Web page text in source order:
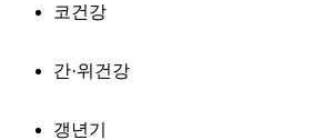
코건강
간·위건강
갱년기